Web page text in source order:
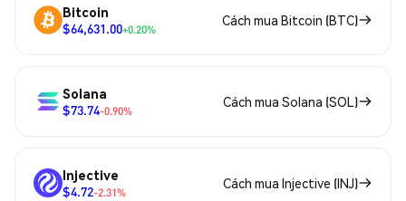
Bitcoin
$64,631.00+0.20%
Cách mua Bitcoin (BTC)
Solana
$73.74-0.90%
Cách mua Solana (SOL)
Injective
$4.72-2.31%
Cách mua Injective (INJ)